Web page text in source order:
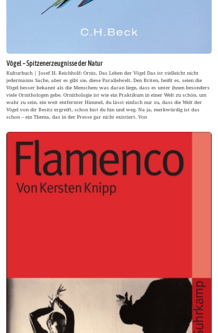
Vögel – Spitzenerzeugnisse der Natur
Kulturbuch | Josef H. Reichholf: Ornis. Das Leben der Vögel Das ist vielleicht nicht
jedermanns Sache, aber es gibt sie, diese Parallelwelt. Den Briten, heißt es, seien die
Vögel besser bekannt als die Menschen; was daran liege, dass es unter ihnen besonders
viele Ornithologen gebe. Ornithologie ist wie ein Praktikum in einer Welt zu schön, um
wahr zu sein, ein weit entfernter Himmel, du lässt einfach nur zu, dass die Welt der
Vögel von dir Besitz ergreift, schon bist du hin und weg. Na ja, merkwürdig ist das
schon – ein Thema, das in der Presse gar nicht existiert. Von